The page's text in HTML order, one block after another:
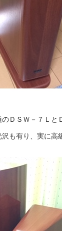
ＤＳＷ－７Ｌと
も有り、実に高